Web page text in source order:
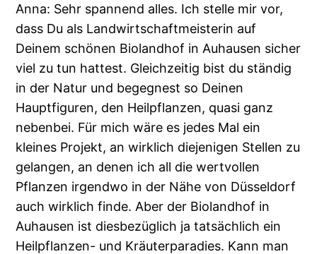
Anna: Sehr spannend alles. Ich stelle mir vor,
dass Du als Landwirtschaftmeisterin auf
Deinem schönen Biolandhof in Auhausen sicher
viel zu tun hattest. Gleichzeitig bist du ständig
in der Natur und begegnest so Deinen
Hauptfiguren, den Heilpflanzen, quasi ganz
nebenbei. Für mich wäre es jedes Mal ein
kleines Projekt, an wirklich diejenigen Stellen zu
gelangen, an denen ich all die wertvollen
Pflanzen irgendwo in der Nähe von Düsseldorf
auch wirklich finde. Aber der Biolandhof in
Auhausen ist diesbezüglich ja tatsächlich ein
Heilpflanzen- und Kräuterparadies. Kann man